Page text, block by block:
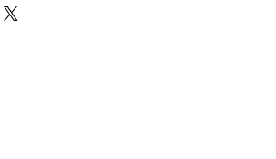
be an additional cost.